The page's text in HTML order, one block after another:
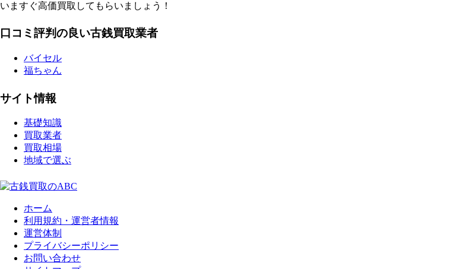
いますぐ高価買取してもらいましょう！
口コミ評判の良い古銭買取業者
バイセル
福ちゃん
サイト情報
基礎知識
買取業者
買取相場
地域で選ぶ
ホーム
利用規約・運営者情報
運営体制
プライバシーポリシー
お問い合わせ